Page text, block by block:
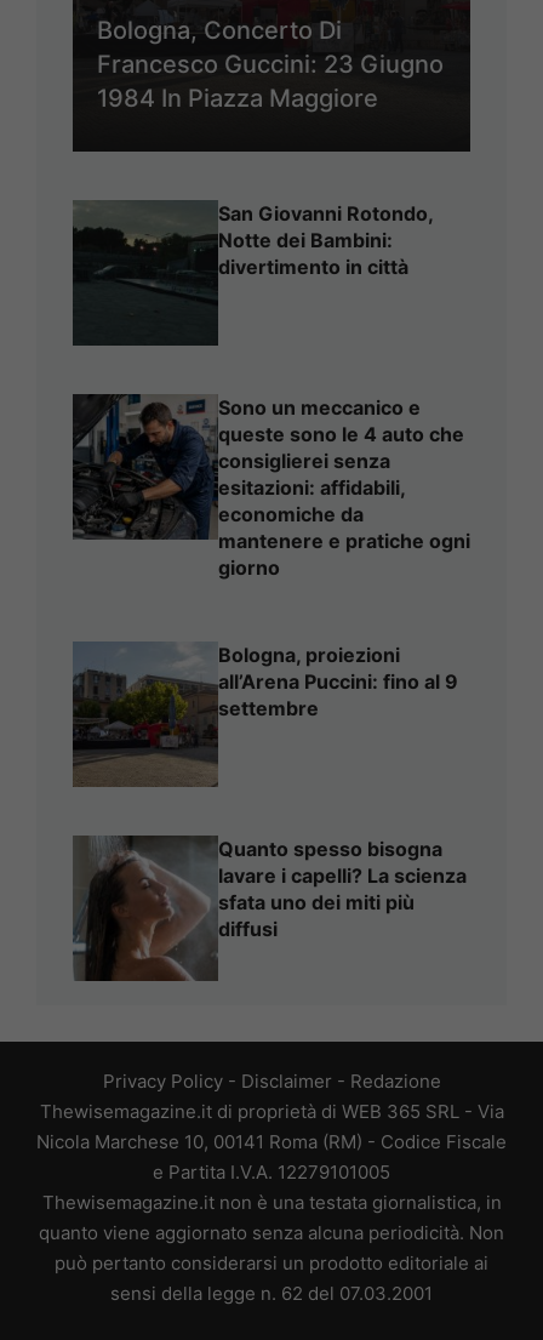
Bologna, Concerto Di
Francesco Guccini: 23 Giugno
1984 In Piazza Maggiore
San Giovanni Rotondo,
Notte dei Bambini:
divertimento in città
Sono un meccanico e
queste sono le 4 auto che
consiglierei senza
esitazioni: affidabili,
economiche da
mantenere e pratiche ogni
giorno
Bologna, proiezioni
all’Arena Puccini: fino al 9
settembre
Quanto spesso bisogna
lavare i capelli? La scienza
sfata uno dei miti più
diffusi
Privacy Policy- Disclaimer - Redazione
Thewisemagazine.it di proprietà di WEB 365 SRL - Via
Nicola Marchese 10, 00141 Roma (RM) - Codice Fiscale
e Partita I.V.A. 12279101005
Thewisemagazine.it non è una testata giornalistica, in
quanto viene aggiornato senza alcuna periodicità. Non
può pertanto considerarsi un prodotto editoriale ai
sensi della legge n. 62 del 07.03.2001